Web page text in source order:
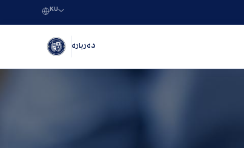
KU
دەربارە